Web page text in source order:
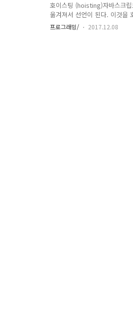
호이스팅 (hoisting)자바스크
옮겨져서 선언이 된다. 이것
var customer = "Mary"; // }
주석 처리를 한 상태에서는
프로그래밍/ 2017.12.08